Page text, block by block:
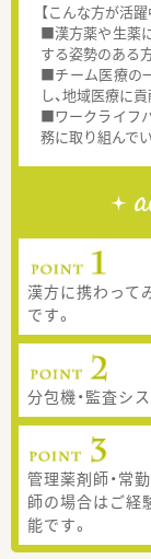
【こんな方が活躍
■漢方薬や生薬
する姿勢のある
■チーム医療の
し、地域医療に
■ワークライフ
務に取り組んで
漢方に携わって
です。
分包機・監査シ
管理薬剤師・常
師の場合はご経
能です。